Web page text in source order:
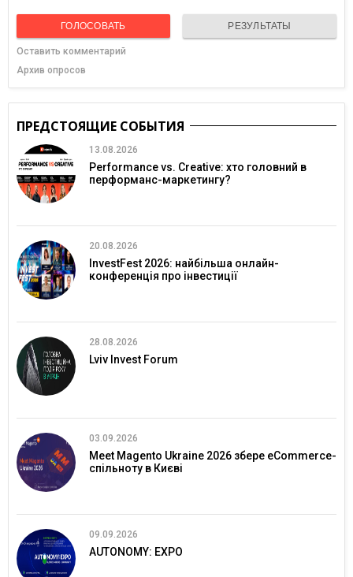
ГОЛОСОВАТЬ РЕЗУЛЬТАТЫ
Оставить комментарий
Архив опросов
ПРЕДСТОЯЩИЕ СОБЫТИЯ
13.08.2026
Performance vs. Creative: хто головний в
перформанс-маркетингу?
20.08.2026
InvestFest 2026: найбільша онлайн-
конференція про інвестиції
28.08.2026
Lviv Invest Forum
03.09.2026
Meet Magento Ukraine 2026 збере eCommerce-
спільноту в Києві
09.09.2026
AUTONOMY: EXPO